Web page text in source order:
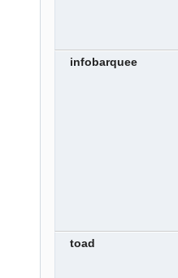
infobarquee
toad